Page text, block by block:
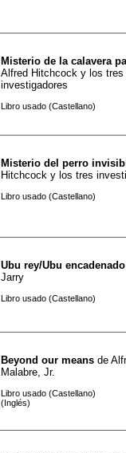
Misterio de la calavera
Alfred Hitchcock y los tres
investigadores
Libro usado (Castellano)
Misterio del perro
Hitchcock y los tres
Libro usado (Castellano)
Ubu rey/Ubu encadenado
Jarry
Libro usado (Castellano)
Beyond our means de
Malabre, Jr.
Libro usado (Castellano)
(Inglés)